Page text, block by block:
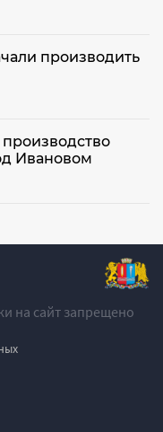
производить
Ивановом
на сайт запрещено